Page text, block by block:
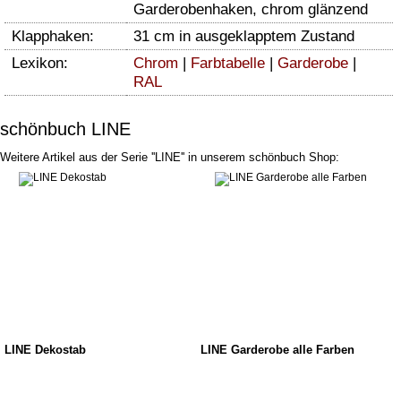
Garderobenhaken, chrom glänzend
Klapphaken:
31 cm in ausgeklapptem Zustand
Lexikon:
Chrom | Farbtabelle | Garderobe |
RAL
schönbuch LINE
Weitere Artikel aus der Serie ''LINE'' in unserem schönbuch Shop:
LINE Dekostab LINE Garderobe alle Farben